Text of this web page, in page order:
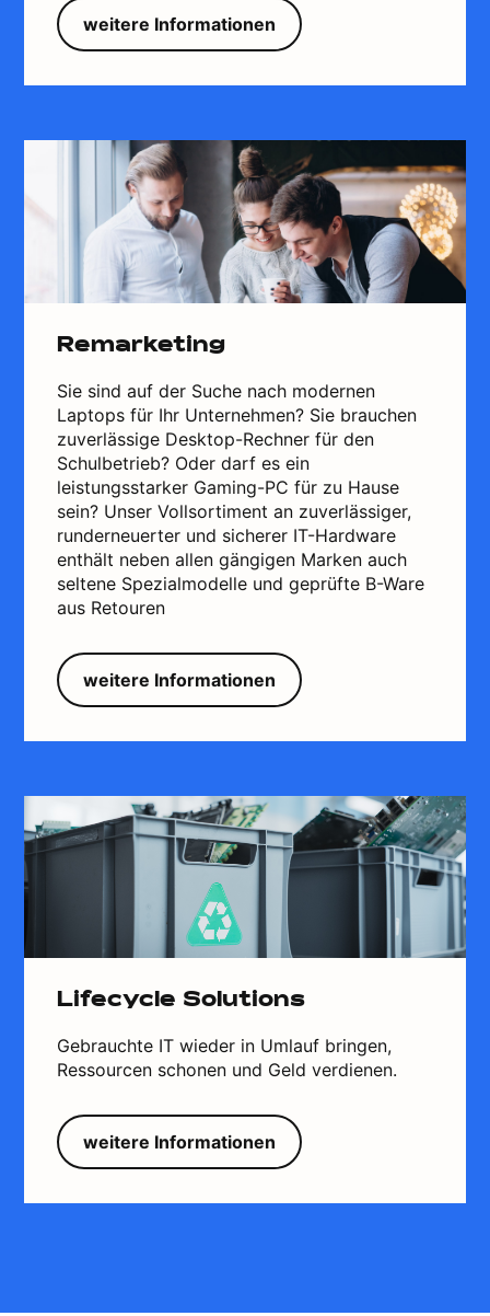
weitere Informationen
Remarketing
Sie sind auf der Suche nach modernen
Laptops für Ihr Unternehmen? Sie brauchen
zuverlässige Desktop-Rechner für den
Schulbetrieb? Oder darf es ein
leistungsstarker Gaming-PC für zu Hause
sein? Unser Vollsortiment an zuverlässiger,
runderneuerter und sicherer IT-Hardware
enthält neben allen gängigen Marken auch
seltene Spezialmodelle und geprüfte B-Ware
aus Retouren
weitere Informationen
Lifecycle Solutions
Gebrauchte IT wieder in Umlauf bringen,
Ressourcen schonen und Geld verdienen.
weitere Informationen